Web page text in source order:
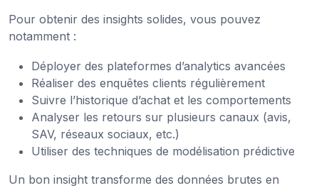
Pour obtenir des insights solides, vous pouvez
notamment :
Déployer des plateformes d’analytics avancées
Réaliser des enquêtes clients régulièrement
Suivre l’historique d’achat et les comportements
Analyser les retours sur plusieurs canaux (avis,
SAV, réseaux sociaux, etc.)
Utiliser des techniques de modélisation prédictive
Un bon insight transforme des données brutes en